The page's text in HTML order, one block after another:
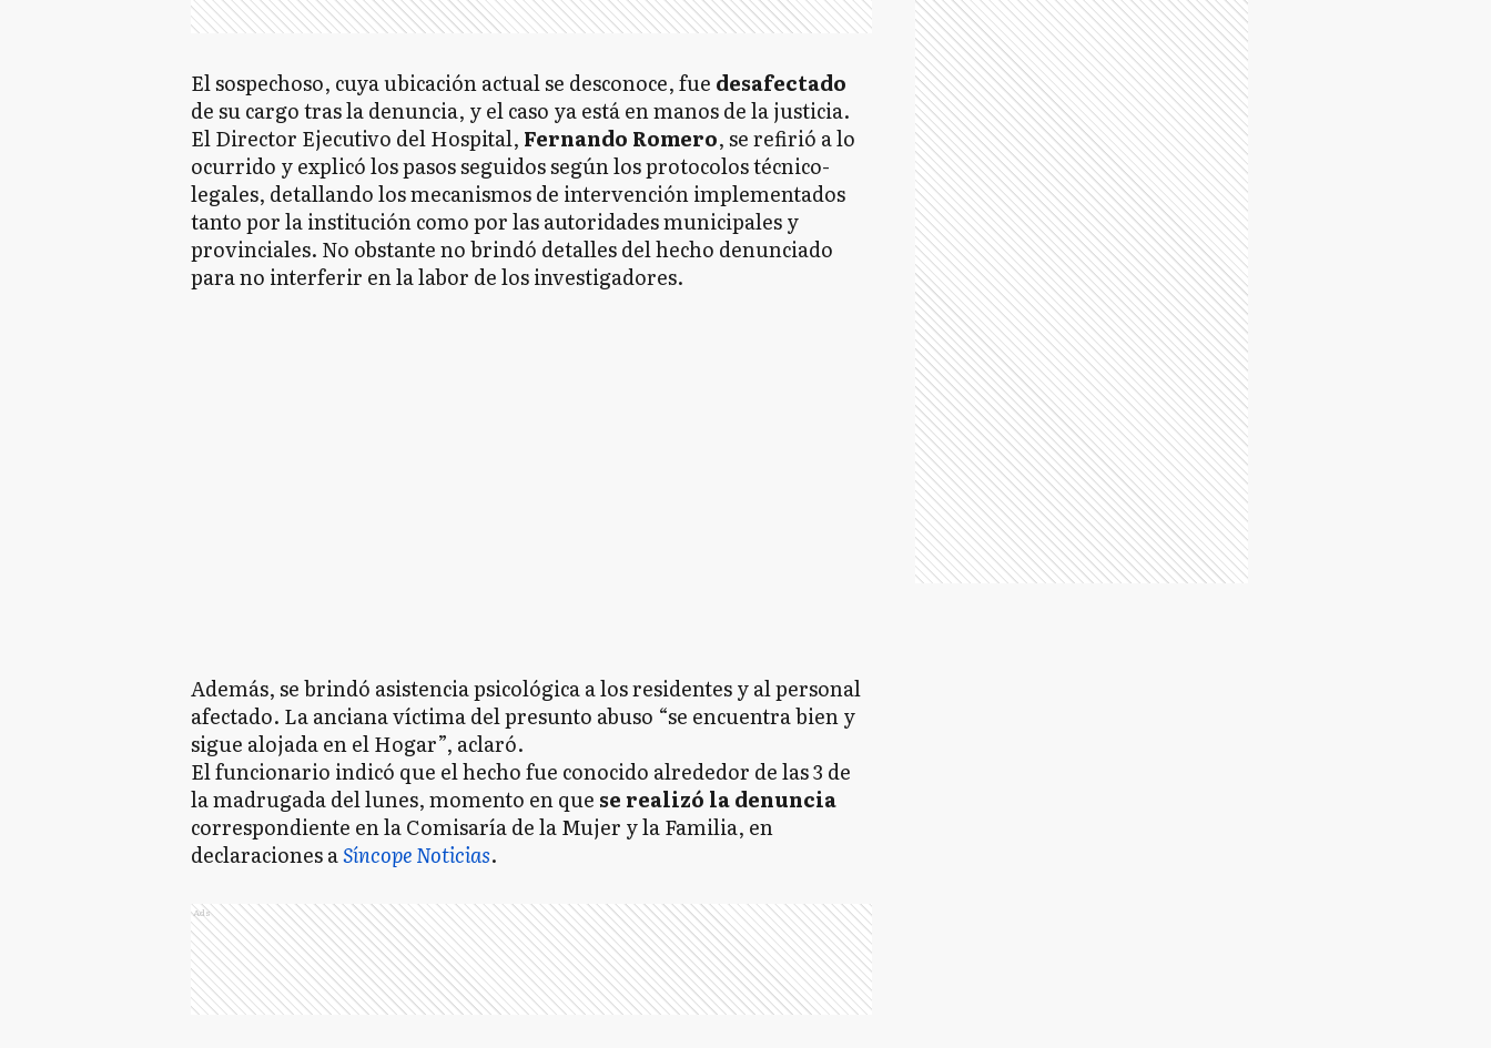
El sospechoso, cuya ubicación actual se desconoce, fue desafectado
de su cargo tras la denuncia, y el caso ya está en manos de la justicia.
El Director Ejecutivo del Hospital, Fernando Romero, se refirió a lo
ocurrido y explicó los pasos seguidos según los protocolos técnico-
legales, detallando los mecanismos de intervención implementados
tanto por la institución como por las autoridades municipales y
provinciales. No obstante no brindó detalles del hecho denunciado
para no interferir en la labor de los investigadores.
Además, se brindó asistencia psicológica a los residentes y al personal
afectado. La anciana víctima del presunto abuso “se encuentra bien y
sigue alojada en el Hogar”, aclaró.
El funcionario indicó que el hecho fue conocido alrededor de las 3 de
la madrugada del lunes, momento en que se realizó la denuncia
correspondiente en la Comisaría de la Mujer y la Familia, en
declaraciones aSíncope Noticias.
Ads